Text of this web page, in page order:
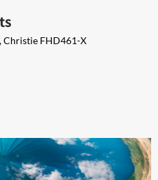
Christie FHD461-X